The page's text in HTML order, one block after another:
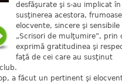
desfăşurate şi s-au implicat în
susţinerea acestora,
elocvente, sincere şi sensibile
„Scrisori de mulţumire”, prin
exprimă gratitudinea şi
faţă de cei care au susţinut
a făcut un pertinent şi